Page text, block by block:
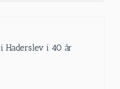
Haderslev i 40 år